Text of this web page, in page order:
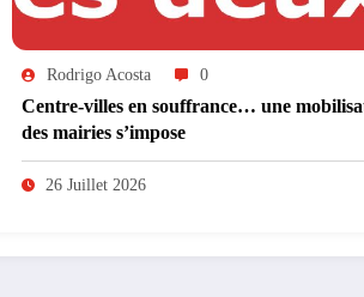
Rodrigo Acosta 0
Centre-villes en souffrance… une
des mairies s’impose
26 Juillet 2026